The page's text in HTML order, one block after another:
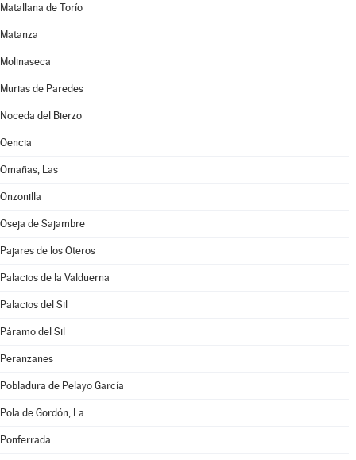
Matallana de Torío
Matanza
Molinaseca
Murias de Paredes
Noceda del Bierzo
Oencia
Omañas, Las
Onzonilla
Oseja de Sajambre
Pajares de los Oteros
Palacios de la Valduerna
Palacios del Sil
Páramo del Sil
Peranzanes
Pobladura de Pelayo García
Pola de Gordón, La
Ponferrada